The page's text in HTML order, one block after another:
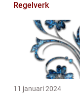
Regelverk
11 januari 2024